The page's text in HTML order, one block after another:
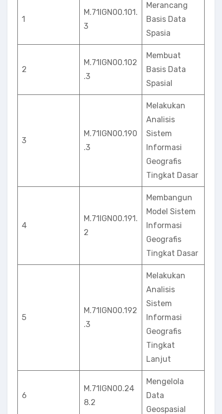
1
M.71IGN00.101.
3
Merancang
Basis Data
Spasia
2
M.71IGN00.102
.3
Membuat
Basis Data
Spasial
3
M.71IGN00.190
.3
Melakukan
Analisis
Sistem
Informasi
Geografis
Tingkat Dasar
4
M.71IGN00.191.
2
Membangun
Model Sistem
Informasi
Geografis
Tingkat Dasar
5
M.71IGN00.192
.3
Melakukan
Analisis
Sistem
Informasi
Geografis
Tingkat
Lanjut
6
M.71IGN00.24
8.2
Mengelola
Data
Geospasial